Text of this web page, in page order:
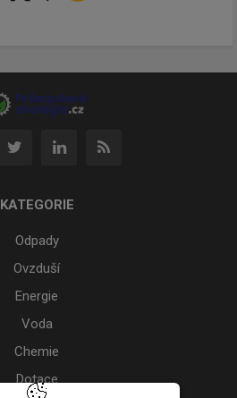
KATEGORIE
Odpady
Ovzduší
Energie
Voda
Chemie
Dotace